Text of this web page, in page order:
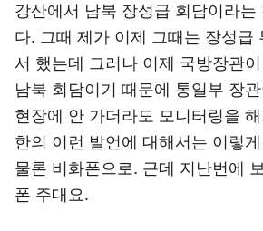
강산에서 남북 장성급 회담이라는
다. 그때 제가 이제 그때는 장성급
서 했는데 그러나 이제 국방장관
남북 회담이기 때문에 통일부 장
현장에 안 가더라도 모니터링을
한의 이런 발언에 대해서는 이렇
물론 비화폰으로. 근데 지난번에
폰 주대요.